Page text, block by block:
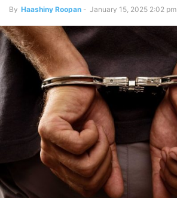
By Haashiny Roopan - January 15, 2025 2:02 pm